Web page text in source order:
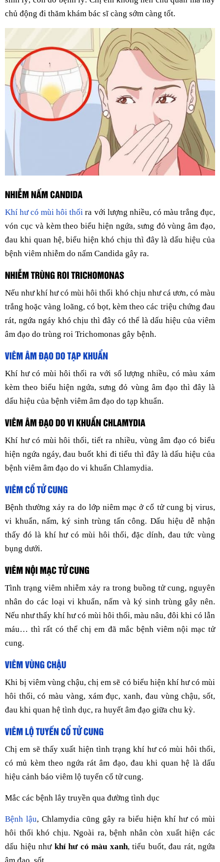
chủ động đi thăm khám bác sĩ càng sớm càng tốt.
NHIỄM NẤM CANDIDA
Khí hư có mùi hôi thối ra với lượng nhiều, có màu trắng đục,
vón cục và kèm theo biểu hiện ngứa, sưng đỏ vùng âm đạo,
đau khi quan hệ, biểu hiện khó chịu thì đây là dấu hiệu của
bệnh viêm nhiễm do nấm Candida gây ra.
NHIỄM TRÙNG ROI TRICHOMONAS
Nếu như khí hư có mùi hôi thối khó chịu như cá ươn, có màu
trắng hoặc vàng loãng, có bọt, kèm theo các triệu chứng đau
rát, ngứa ngáy khó chịu thì đây có thể là dấu hiệu của viêm
âm đạo do trùng roi Trichomonas gây bệnh.
VIÊM ÂM ĐẠO DO TẠP KHUẨN
Khí hư có mùi hôi thối ra với số lượng nhiều, có màu xám
kèm theo biểu hiện ngứa, sưng đỏ vùng âm đạo thì đây là
dấu hiệu của bệnh viêm âm đạo do tạp khuẩn.
VIÊM ÂM ĐẠO DO VI KHUẨN CHLAMYDIA
Khí hư có mùi hôi thối, tiết ra nhiều, vùng âm đạo có biểu
hiện ngứa ngáy, đau buốt khi đi tiểu thì đây là dấu hiệu của
bệnh viêm âm đạo do vi khuẩn Chlamydia.
VIÊM CỔ TỬ CUNG
Bệnh thường xảy ra do lớp niêm mạc ở cổ tử cung bị virus,
vi khuẩn, nấm, ký sinh trùng tấn công. Dấu hiệu dễ nhận
thấy đó là khí hư có mùi hôi thối, đặc dính, đau tức vùng
bụng dưới.
VIÊM NỘI MẠC TỬ CUNG
Tình trạng viêm nhiễm xảy ra trong buồng tử cung, nguyên
nhân do các loại vi khuẩn, nấm và ký sinh trùng gây nên.
Nếu như thấy khí hư có mùi hôi thối, màu nâu, đôi khi có lẫn
máu… thì rất có thể chị em đã mắc bệnh viêm nội mạc tử
cung.
VIÊM VÙNG CHẬU
Khi bị viêm vùng chậu, chị em sẽ có biểu hiện khí hư có mùi
hôi thối, có màu vàng, xám đục, xanh, đau vùng chậu, sốt,
đau khi quan hệ tình dục, ra huyết âm đạo giữa chu kỳ.
VIÊM LỘ TUYẾN CỔ TỬ CUNG
Chị em sẽ thấy xuất hiện tình trạng khí hư có mùi hôi thối,
có mủ kèm theo ngứa rát âm đạo, đau khi quan hệ là dấu
hiệu cảnh báo viêm lộ tuyến cổ tử cung.
Mắc các bệnh lây truyền qua đường tình dục
Bệnh lậu, Chlamydia cũng gây ra biểu hiện khí hư có mùi
hôi thối khó chịu. Ngoài ra, bệnh nhân còn xuất hiện các
dấu hiệu như khí hư có màu xanh, tiểu buốt, đau rát, ngứa
âm đạo, sốt…